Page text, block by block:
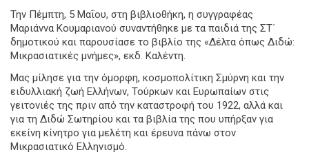
Την Πέμπτη, 5 Μαΐου, στη βιβλιοθήκη, η συγγραφέας
Μαριάννα Κουμαριανού συναντήθηκε με τα παιδιά της ΣΤ΄
δημοτικού και παρουσίασε το βιβλίο της «Δέλτα όπως Διδώ:
Μικρασιατικές μνήμες», εκδ. Καλέντη.
Μας μίλησε για την όμορφη, κοσμοπολίτικη Σμύρνη και την
ειδυλλιακή ζωή Ελλήνων, Τούρκων και Ευρωπαίων στις
γειτονιές της πριν από την καταστροφή του 1922, αλλά και
για τη Διδώ Σωτηρίου και τα βιβλία της που υπήρξαν για
εκείνη κίνητρο για μελέτη και έρευνα πάνω στον
Μικρασιατικό Ελληνισμό.